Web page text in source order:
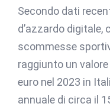
Secondo dati
d’azzardo digitale,
scommesse
raggiunto un
euro nel 2023 in
annuale di circa il